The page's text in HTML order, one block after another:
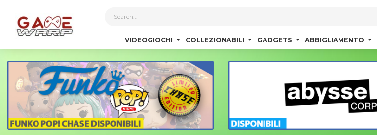
VIDEOGIOCHI COLLEZIONABILI GADGETS ABBIGLIAMENTO